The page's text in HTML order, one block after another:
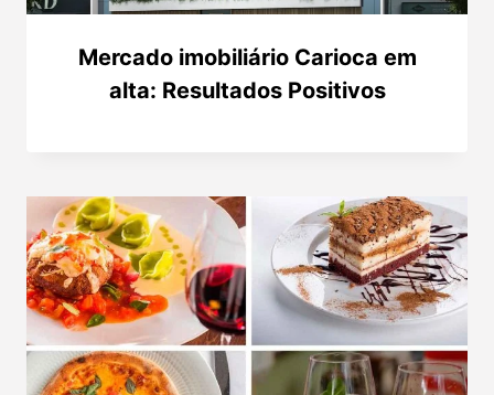
Mercado imobiliário Carioca em
alta: Resultados Positivos